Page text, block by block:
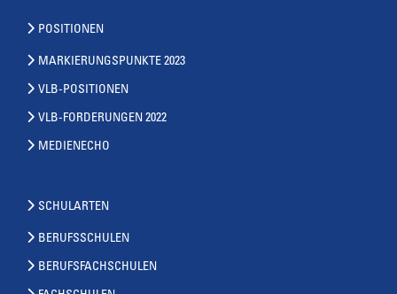
POSITIONEN
MARKIERUNGSPUNKTE 2023
VLB-POSITIONEN
VLB-FORDERUNGEN 2022
MEDIENECHO
SCHULARTEN
BERUFSSCHULEN
BERUFSFACHSCHULEN